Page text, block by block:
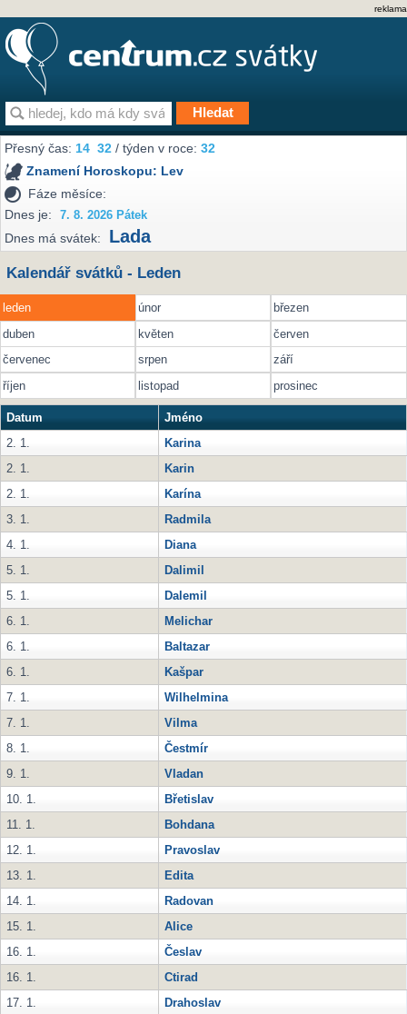
reklama
Přesný čas:14 32 / týden v roce:32
Znamení Horoskopu: Lev
Fáze měsíce:
Dnes je:
7. 8. 2026 Pátek
Dnes má svátek: Lada
Kalendář svátků - Leden
leden únor
březen
duben
květen
červen
červenec
srpen
září
říjen
listopad prosinec
Datum
Jméno
2. 1.
Karina
2. 1.
Karin
2. 1.
Karína
3. 1.
Radmila
4. 1.
Diana
5. 1.
Dalimil
5. 1.
Dalemil
6. 1.
Melichar
6. 1.
Baltazar
6. 1.
Kašpar
7. 1.
Wilhelmina
7. 1.
Vilma
8. 1.
Čestmír
9. 1.
Vladan
10. 1.
Břetislav
11. 1.
Bohdana
12. 1.
Pravoslav
13. 1.
Edita
14. 1.
Radovan
15. 1.
Alice
16. 1.
Česlav
16. 1.
Ctirad
17. 1.
Drahoslav